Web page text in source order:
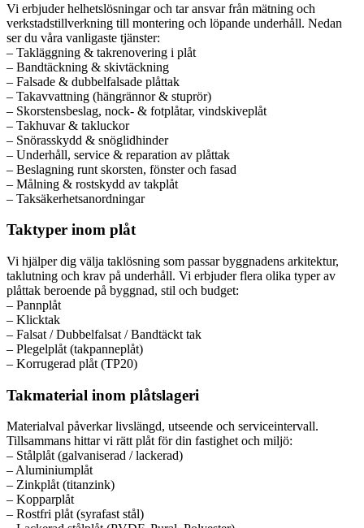
Vi erbjuder helhetslösningar och tar ansvar från mätning och
verkstadstillverkning till montering och löpande underhåll. Nedan
ser du våra vanligaste tjänster:
– Takläggning & takrenovering i plåt
– Bandtäckning & skivtäckning
– Falsade & dubbelfalsade plåttak
– Takavvattning (hängrännor & stuprör)
– Skorstensbeslag, nock- & fotplåtar, vindskiveplåt
– Takhuvar & takluckor
– Snörasskydd & snöglidhinder
– Underhåll, service & reparation av plåttak
– Beslagning runt skorsten, fönster och fasad
– Målning & rostskydd av takplåt
– Taksäkerhetsanordningar
Taktyper inom plåt
Vi hjälper dig välja taklösning som passar byggnadens arkitektur,
taklutning och krav på underhåll. Vi erbjuder flera olika typer av
plåttak beroende på byggnad, stil och budget:
– Pannplåt
– Klicktak
– Falsat / Dubbelfalsat / Bandtäckt tak
– Plegelplåt (takpanneplåt)
– Korrugerad plåt (TP20)
Takmaterial inom plåtslageri
Materialval påverkar livslängd, utseende och serviceintervall.
Tillsammans hittar vi rätt plåt för din fastighet och miljö:
– Stålplåt (galvaniserad / lackerad)
– Aluminiumplåt
– Zinkplåt (titanzink)
– Kopparplåt
– Rostfri plåt (syrafast stål)